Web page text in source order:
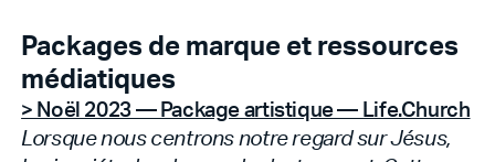
Packages de marque et ressources
médiatiques
> Noël 2023 — Package artistique — Life.Church
Lorsque nous centrons notre regard sur Jésus,